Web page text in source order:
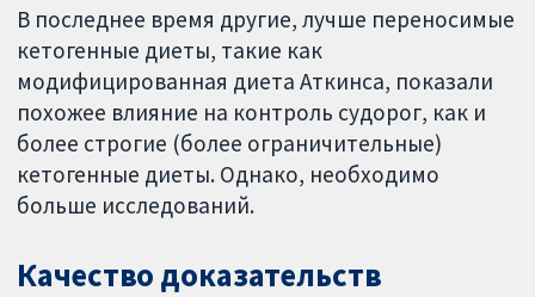
В последнее время другие, лучше переносимые
кетогенные диеты, такие как
модифицированная диета Аткинса, показали
похожее влияние на контроль судорог, как и
более строгие (более ограничительные)
кетогенные диеты. Однако, необходимо
больше исследований.
Качество доказательств